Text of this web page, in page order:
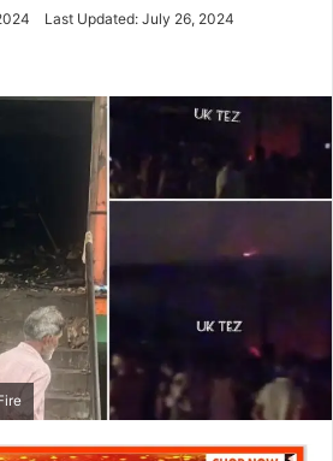
Last Updated: July 26, 2024